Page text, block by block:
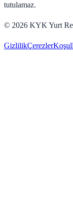
tutulamaz.
© 2026 KYK Yurt
GizlilikÇerezler